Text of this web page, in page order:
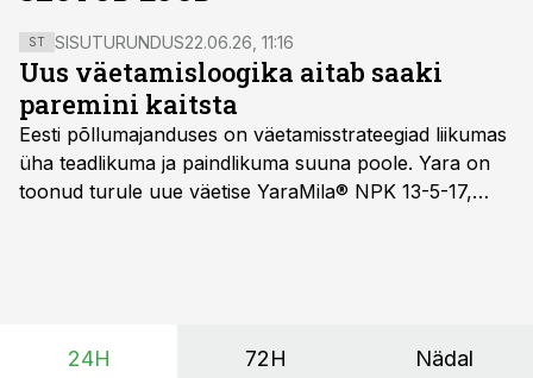
ST SISUTURUNDUS22.06.26, 11:16
Uus väetamisloogika aitab saaki
paremini kaitsta
Eesti põllumajanduses on väetamisstrateegiad liikumas
üha teadlikuma ja paindlikuma suuna poole. Yara on
toonud turule uue väetise YaraMila® NPK 13-5-17,
24H 72H Nädal